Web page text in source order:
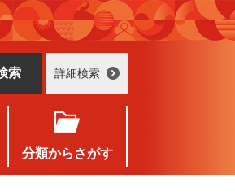
詳細検索
分類からさがす